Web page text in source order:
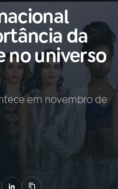
da
no universo
em novembro de